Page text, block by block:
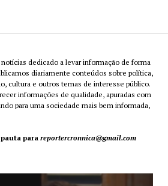
dedicado a levar informação de forma
diariamente conteúdos sobre política,
cultura e outros temas de interesse público.
informações de qualidade, apuradas com
para uma sociedade mais bem informada,
para reportercronnica@gmail.com